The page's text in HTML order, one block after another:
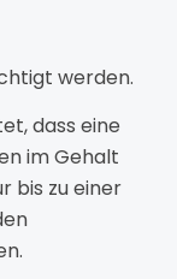
werden.
dass eine
im Gehalt
bis zu einer